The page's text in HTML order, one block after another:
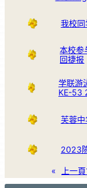
我校
本校
回捷报
学联游
KE-53
芙蓉
2023
« 上一頁